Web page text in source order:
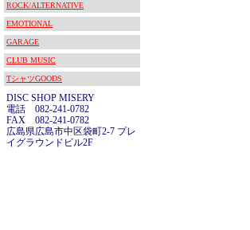
ROCK/ALTERNATIVE
EMOTIONAL
GARAGE
CLUB MUSIC
TシャツGOODS
DISC SHOP MISERY
電話 082-241-0782
FAX 082-241-0782
広島県広島市中区袋町2-7 プレ
イグラウンドビル2F